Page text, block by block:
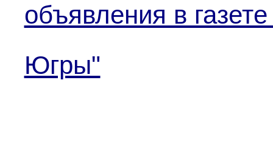
объявления в
Югры"